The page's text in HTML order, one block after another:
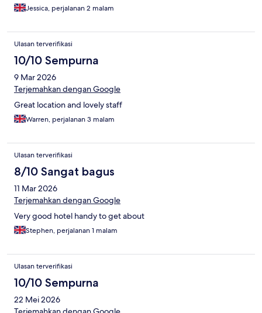
Jessica, perjalanan 2 malam
Ulasan terverifikasi
10/10 Sempurna
9 Mar 2026
Terjemahkan dengan Google
Great location and lovely staff
Warren, perjalanan 3 malam
Ulasan terverifikasi
8/10 Sangat bagus
11 Mar 2026
Terjemahkan dengan Google
Very good hotel handy to get about
Stephen, perjalanan 1 malam
Ulasan terverifikasi
10/10 Sempurna
22 Mei 2026